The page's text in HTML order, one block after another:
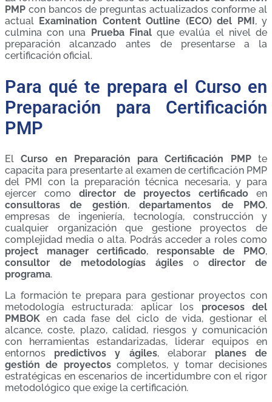
PMP con bancos de preguntas actualizados conforme al
actual Examination Content Outline (ECO) del PMI , y
culmina con una
Prueba Finalque evalúa el nivel de
preparación alcanzado antes de presentarse a la
certificación oficial.
Para qué te prepara el Curso en
Preparación para Certificación
PMP
ElCurso en Preparación para Certificación PMPte
capacita para presentarte al examen de certificación PMP
del PMI con la preparación técnica necesaria, y para
ejercer como director de proyectos certificado en
consultoras de gestión,departamentos de PMO,
empresas de ingeniería, tecnología, construcción y
cualquier organización que gestione proyectos de
complejidad media o alta. Podrás acceder a roles como
project manager certificado, responsable de PMO,
consultor de metodologías ágiles odirector de
programa.
La formación te prepara para gestionar proyectos con
metodología estructurada: aplicar los procesos del
PMBOK en cada fase del ciclo de vida, gestionar el
alcance, coste, plazo, calidad, riesgos y comunicación
con herramientas estandarizadas, liderar equipos en
entornos predictivos y ágiles, elaborar planes de
gestión de proyectoscompletos, y tomar decisiones
estratégicas en escenarios de incertidumbre con el rigor
metodológico que exige la certificación.